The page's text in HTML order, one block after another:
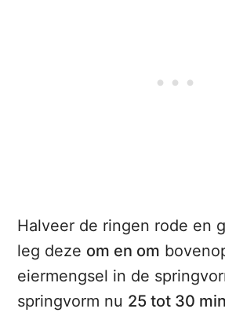
Halveer de ringen rode en
leg deze om en om
eiermengsel in de
springvorm nu 25 tot 30